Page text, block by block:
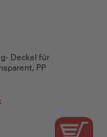
Deckel für
PP